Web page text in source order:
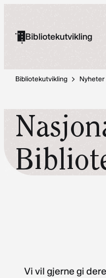
innholdBibliotekutvikling
Bibliotekutvikling Nyheter
Vi vil gjerne gi